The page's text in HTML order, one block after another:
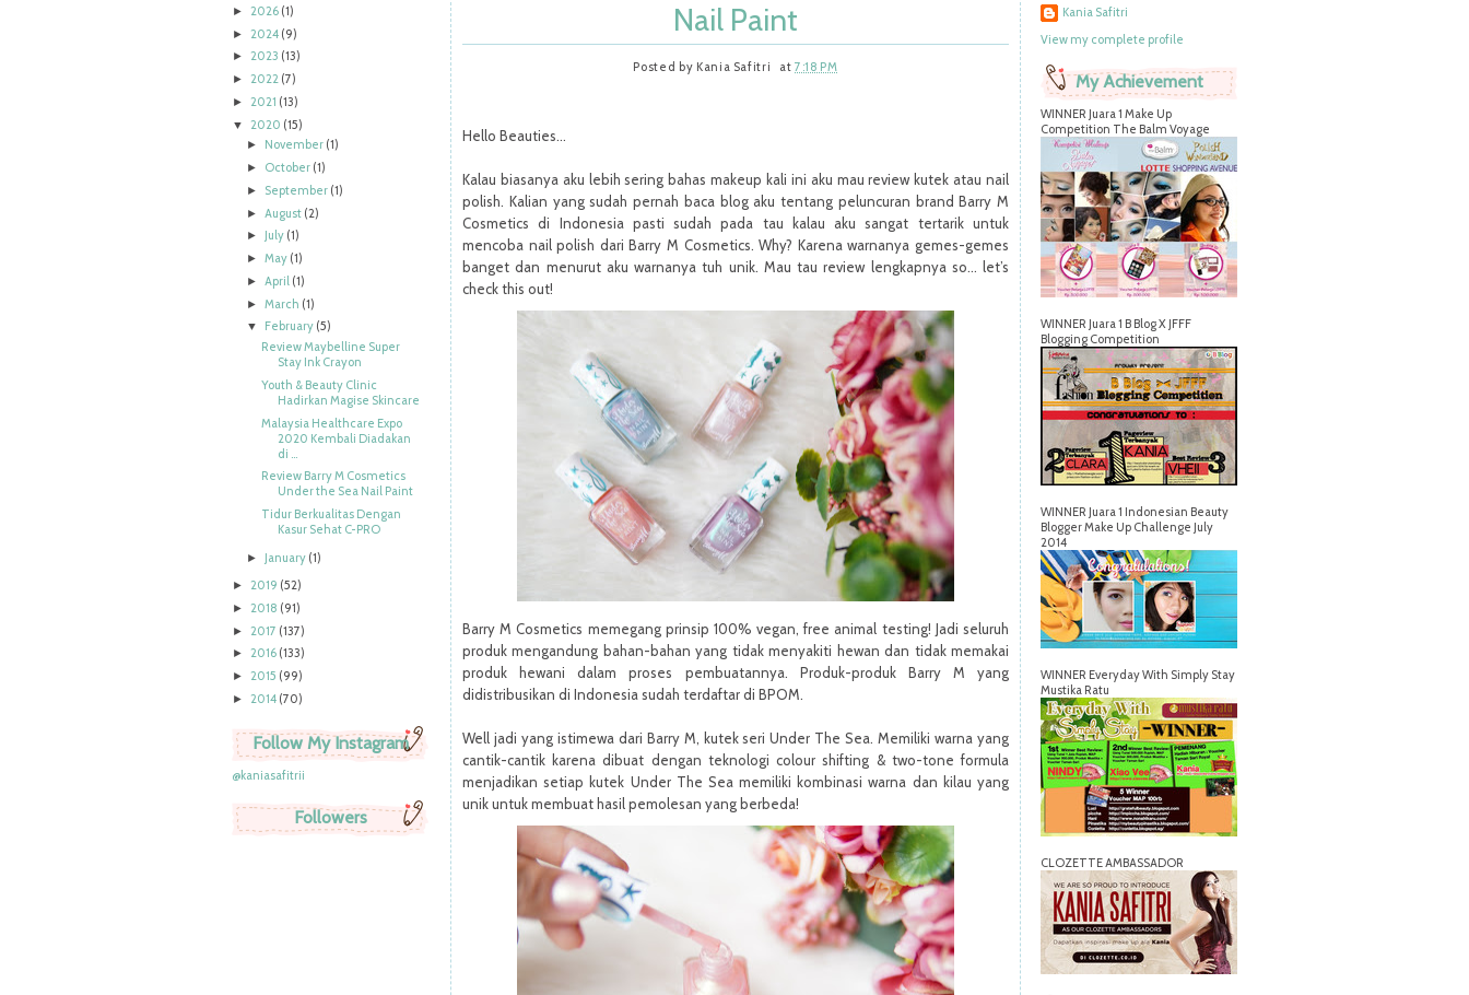
► 2026 (1)
► 2024 (9)
► 2023 (13)
► 2022 (7)
► 2021 (13)
▼ 2020 (15)
► November (1)
► October (1)
► September (1)
► August (2)
► July (1)
►May (1)
► April (1)
►March (1)
▼ February (5)
Review Maybelline Super
Stay Ink Crayon
Youth & Beauty Clinic
Hadirkan Magise Skincare
Malaysia Healthcare Expo
2020 Kembali Diadakan
di ...
Review Barry M Cosmetics
Under the Sea Nail Paint
Tidur Berkualitas Dengan
Kasur Sehat C-PRO
► January (1)
► 2019 (52)
► 2018 (91)
► 2017 (137)
► 2016 (133)
► 2015 (99)
► 2014 (70)
Follow My Instagram
@kaniasafitrii
Followers
Nail Paint
Posted by Kania Safitri at 7:18 PM
Hello Beauties…
Kalau biasanya aku lebih sering bahas makeup kali ini aku mau review kutek atau nail
polish. Kalian yang sudah pernah baca blog aku tentang peluncuran brand Barry M
Cosmetics di Indonesia pasti sudah pada tau kalau aku sangat tertarik untuk
mencoba nail polish dari Barry M Cosmetics. Why? Karena warnanya gemes-gemes
banget dan menurut aku warnanya tuh unik. Mau tau review lengkapnya so… let’s
check this out!
Barry M Cosmetics memegang prinsip 100% vegan, free animal testing! Jadi seluruh
produk mengandung bahan-bahan yang tidak menyakiti hewan dan tidak memakai
produk hewani dalam proses pembuatannya. Produk-produk Barry M yang
didistribusikan di Indonesia sudah terdaftar di BPOM.
Well jadi yang istimewa dari Barry M, kutek seri Under The Sea. Memiliki warna yang
cantik-cantik karena dibuat dengan teknologi colour shifting & two-tone formula
menjadikan setiap kutek Under The Sea memiliki kombinasi warna dan kilau yang
unik untuk membuat hasil pemolesan yang berbeda!
Kania Safitri
View my complete profile
My Achievement
WINNER Juara 1 Make Up
Competition The Balm Voyage
WINNER Juara 1 B Blog X JFFF
Blogging Competition
WINNER Juara 1 Indonesian Beauty
Blogger Make Up Challenge July
2014
WINNER Everyday With Simply Stay
Mustika Ratu
CLOZETTE AMBASSADOR